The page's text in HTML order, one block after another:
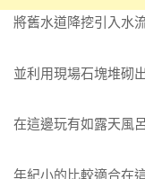
將舊水道降挖引入水
並利用現場石塊堆砌
在這邊玩有如露天風
年紀小的比較適合在